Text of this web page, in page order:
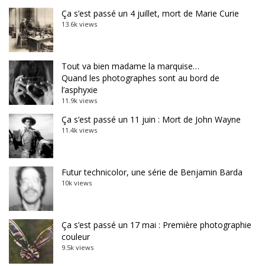
Ça s’est passé un 4 juillet, mort de Marie Curie
13.6k views
Tout va bien madame la marquise…
Quand les photographes sont au bord de
l’asphyxie
11.9k views
Ça s’est passé un 11 juin : Mort de John Wayne
11.4k views
Futur technicolor, une série de Benjamin Barda
10k views
Ça s’est passé un 17 mai : Première photographie
couleur
9.5k views